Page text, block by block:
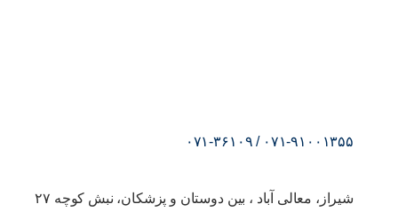
۰۷۱-۹۱۰۰۱۳۵۵ / ۰۷۱-۳۶۱۰۹
شیراز، معالی آباد ، بین دوستان و پزشکان، نبش کوچه ۲۷